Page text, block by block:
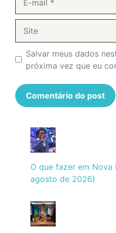
mail
Salvar meus dados
próxima vez que eu
O que fazer em
agosto de 2026)